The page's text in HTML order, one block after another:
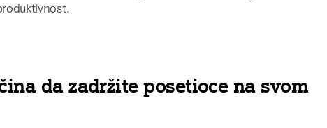
da zadržite posetioce na svom